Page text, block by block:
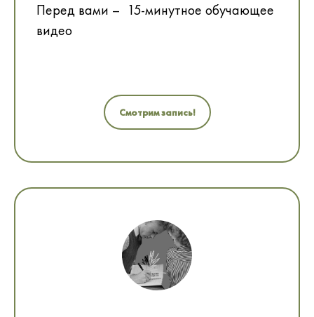
Перед вами – 15-минутное обучающее
видео
Смотрим запись!